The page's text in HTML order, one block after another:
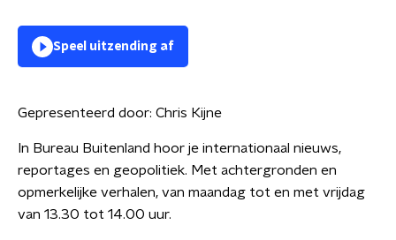
Speel uitzending af
Gepresenteerd door: Chris Kijne
In Bureau Buitenland hoor je internationaal nieuws,
reportages en geopolitiek. Met achtergronden en
opmerkelijke verhalen, van maandag tot en met vrijdag
van 13.30 tot 14.00 uur.